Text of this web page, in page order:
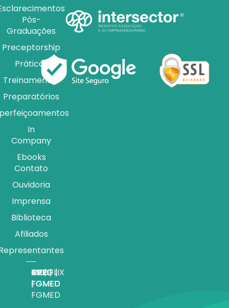
Pós-
Graduações
Preceptorship
Práticas
Treinamentos
Preparatórios
In
Company
Ebooks
Contato
Ouvidoria
Imprensa
Biblioteca
Afiliados
APP |
FGMED
MEDFLIX
|
FGMED
CRED |
FGMED
BLOG |
FGMED
TV |
FGMED